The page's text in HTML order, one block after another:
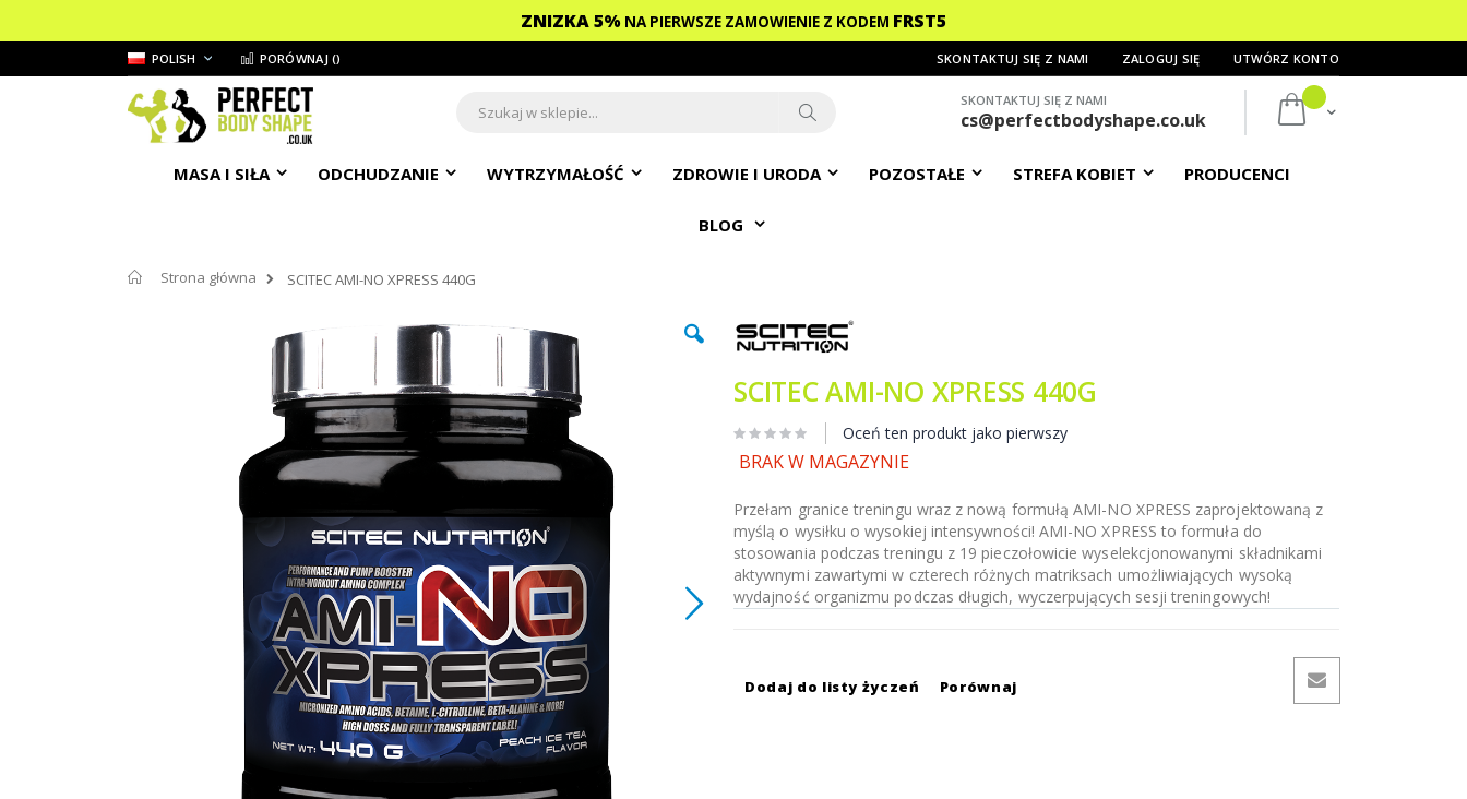
ZNIZKA 5% NA PIERWSZE ZAMOWIENIE Z KODEM FRST5
Przejdź
do
treści
JĘZYKPOLISH SKONTAKTUJ SIĘ Z NAMI
PORÓWNAJ () ZALOGUJ SIĘ UTWÓRZ KONTO
Mój koszyk
SKONTAKTUJ SIĘ Z NAMI
cs@perfectbodyshape.co.uk
MASA I SIŁA ODCHUDZANIE WYTRZYMAŁOŚĆ ZDROWIE I URODA POZOSTAŁE STREFA KOBIET PRODUCENCI
BLOG
Strona główna
SCITEC AMI-NO XPRESS 440G
SCITEC AMI-NO XPRESS 440G
Oceń ten produkt jako pierwszy
BRAK W MAGAZYNIE
Przełam granice treningu wraz z nową formułą AMI-NO XPRESS zaprojektowaną z
myślą o wysiłku o wysokiej intensywności! AMI-NO XPRESS to formuła do
stosowania podczas treningu z 19 pieczołowicie wyselekcjonowanymi składnikami
aktywnymi zawartymi w czterech różnych matriksach umożliwiających wysoką
wydajność organizmu podczas długich, wyczerpujących sesji treningowych!
Dodaj do listy życzeń Porównaj